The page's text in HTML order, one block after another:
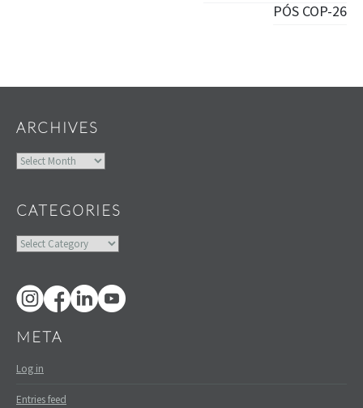
PÓS COP-26
ARCHIVES
Archives
CATEGORIES
Categories
META
Log in
Entries feed